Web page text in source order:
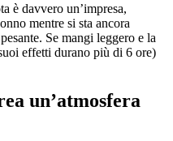
è davvero un’impresa,
mentre si sta ancora
Se mangi leggero e la
effetti durano più di 6 ore)
un’atmosfera